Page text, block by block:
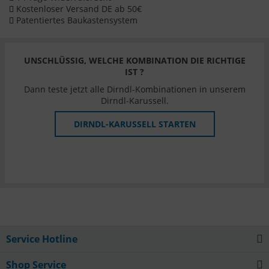
Kostenloser Versand DE ab 50€
Patentiertes Baukastensystem
UNSCHLÜSSIG, WELCHE KOMBINATION DIE RICHTIGE
IST ?
Dann teste jetzt alle Dirndl-Kombinationen in unserem
Dirndl-Karussell.
DIRNDL-KARUSSELL STARTEN
Service Hotline
Shop Service